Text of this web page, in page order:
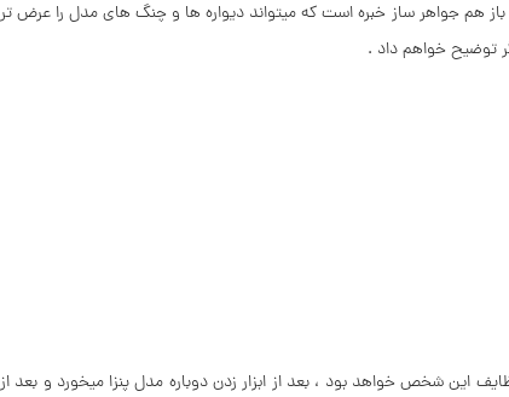
هم جواهر ساز خبره است که میتواند دیواره ها و چنگ های مدل را عرض تر
توضیح خواهم داد .
این شخص خواهد بود ، بعد از ابزار زدن دوباره مدل پنزا میخورد و بعد از